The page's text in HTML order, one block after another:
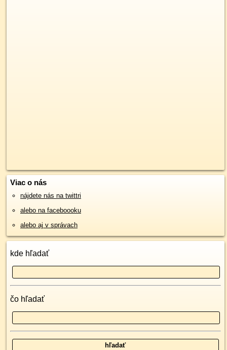
Viac o nás
nájdete nás na twittri
alebo na faceboooku
alebo aj v správach
kde hľadať
čo hľadať